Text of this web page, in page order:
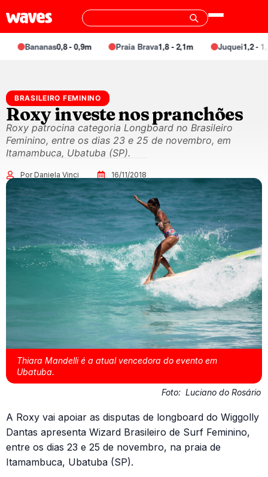
Bananas0,8 - 0,9m Praia Brava1,8 - 2,1m Juquei1,2 -
BRASILEIRO FEMININO
Roxy investe nos pranchões
Roxy patrocina categoria Longboard no Brasileiro
Feminino, entre os dias 23 e 25 de novembro, em
Itamambuca, Ubatuba (SP).
Por Daniela Vinci 16/11/2018
Thiara Mandelli é a atual vencedora do evento em
Ubatuba.
Foto: Luciano do Rosário
A Roxy vai apoiar as disputas de longboard do Wiggolly
Dantas apresenta Wizard Brasileiro de Surf Feminino,
entre os dias 23 e 25 de novembro, na praia de
Itamambuca, Ubatuba (SP).